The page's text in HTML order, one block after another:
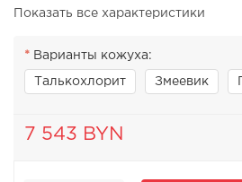
Показать все характеристики
Варианты кожуха:
Талькохлорит Змеевик
7 543 BYN